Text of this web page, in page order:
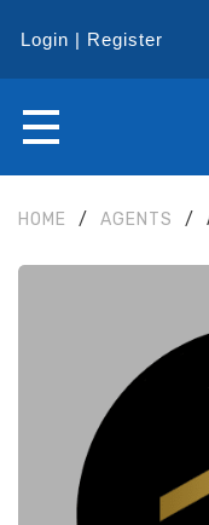
Login Register
HOME / AGENTS /